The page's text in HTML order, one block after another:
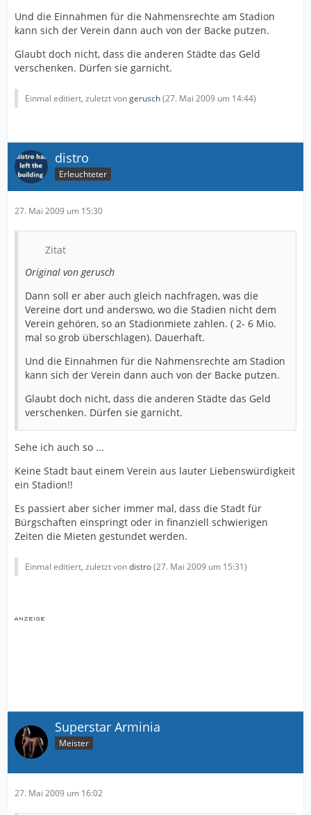
Und die Einnahmen für die Nahmensrechte am Stadion
kann sich der Verein dann auch von der Backe putzen.
Glaubt doch nicht, dass die anderen Städte das Geld
verschenken. Dürfen sie garnicht.
Einmal editiert, zuletzt vongerusch(27. Mai 2009 um 14:44)
distro
Erleuchteter
27. Mai 2009 um 15:30
Zitat
Original von gerusch
Dann soll er aber auch gleich nachfragen, was die
Vereine dort und anderswo, wo die Stadien nicht dem
Verein gehören, so an Stadionmiete zahlen. ( 2- 6 Mio.
mal so grob überschlagen). Dauerhaft.
Und die Einnahmen für die Nahmensrechte am Stadion
kann sich der Verein dann auch von der Backe putzen.
Glaubt doch nicht, dass die anderen Städte das Geld
verschenken. Dürfen sie garnicht.
Sehe ich auch so ...
Keine Stadt baut einem Verein aus lauter Liebenswürdigkeit
ein Stadion!!
Es passiert aber sicher immer mal, dass die Stadt für
Bürgschaften einspringt oder in finanziell schwierigen
Zeiten die Mieten gestundet werden.
Einmal editiert, zuletzt vondistro(27. Mai 2009 um 15:31)
Superstar Arminia
Meister
27. Mai 2009 um 16:02